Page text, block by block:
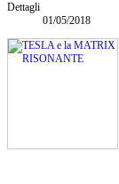
Dettagli
01/05/2018